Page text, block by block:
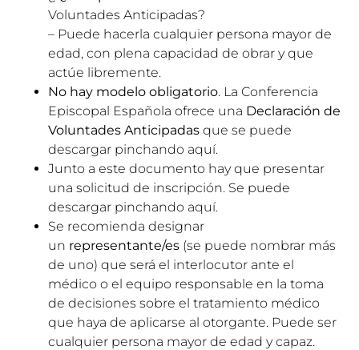
Voluntades Anticipadas?
– Puede hacerla cualquier persona mayor de
edad, con plena capacidad de obrar y que
actúe libremente.
No hay modelo obligatorio. La Conferencia
Episcopal Española ofrece una Declaración de
Voluntades Anticipadas que se puede
descargar pinchando aquí.
Junto a este documento hay que presentar
una solicitud de inscripción. Se puede
descargar pinchando aquí.
Se recomienda designar
un representante/es (se puede nombrar más
de uno) que será el interlocutor ante el
médico o el equipo responsable en la toma
de decisiones sobre el tratamiento médico
que haya de aplicarse al otorgante. Puede ser
cualquier persona mayor de edad y capaz.